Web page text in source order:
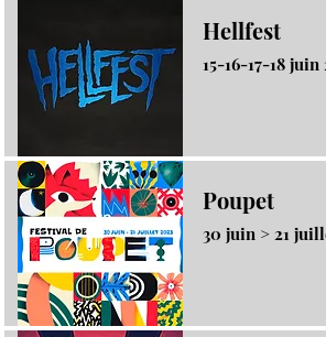
Hellfest
15-16-17-18 juin
Poupet
30 juin > 21